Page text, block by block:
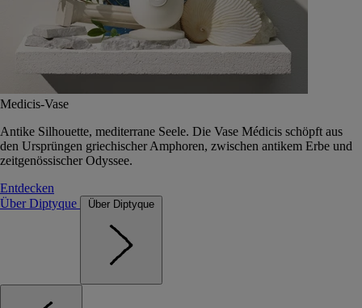
Medicis-Vase
Antike Silhouette, mediterrane Seele. Die Vase Médicis schöpft aus
den Ursprüngen griechischer Amphoren, zwischen antikem Erbe und
zeitgenössischer Odyssee.
Entdecken
Über Diptyque
Über Diptyque